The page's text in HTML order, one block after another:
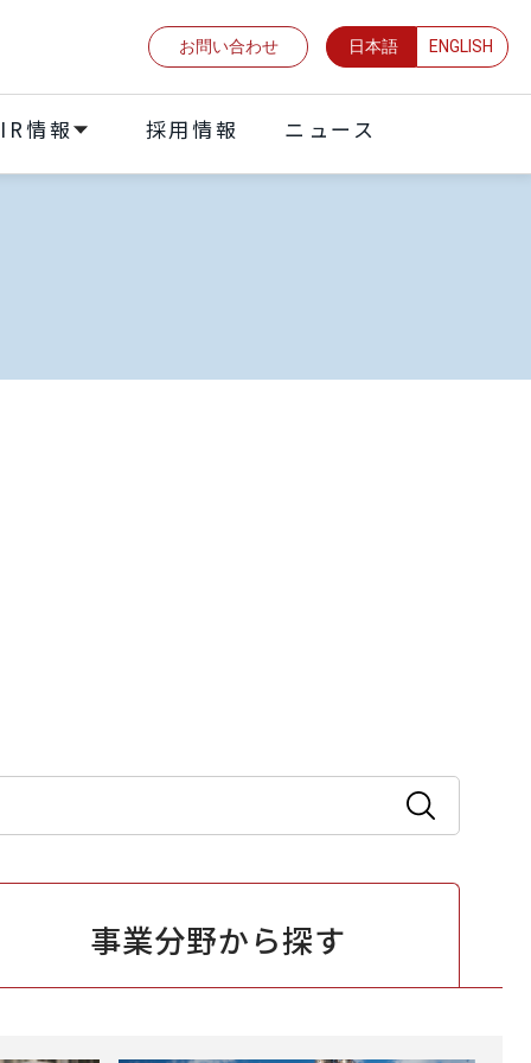
お問い合わせ 日本語 ENGLISH
IR情報 採⽤情報 ニュース
事業分野から探す